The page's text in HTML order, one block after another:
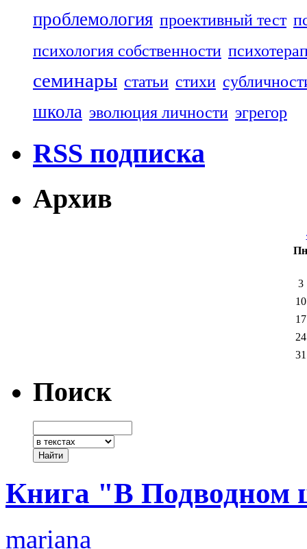
проблемология проективный тест
психология собственности
семинары статьи стихи
школа эволюция личности эгрегор
RSS подписка
Архив
3
10
17
24
31
Поиск
Книга "В Подводном
mariana